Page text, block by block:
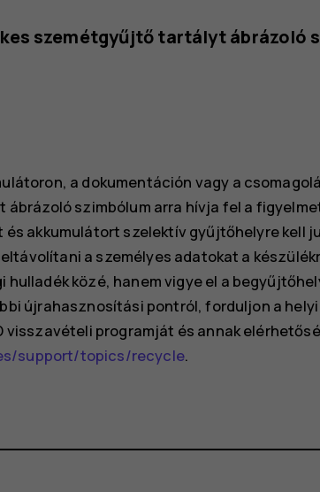
szemétgyűjtő tartályt ábrázoló
a dokumentáción vagy a
szimbólum arra hívja fel a
és akkumulátort szelektív gyűjtőhelyre kell
a személyes adatokat a
hulladék közé, hanem vigye el a
újrahasznosítási pontról, forduljon a
visszavételi programját és annak
support/topics/recycle.